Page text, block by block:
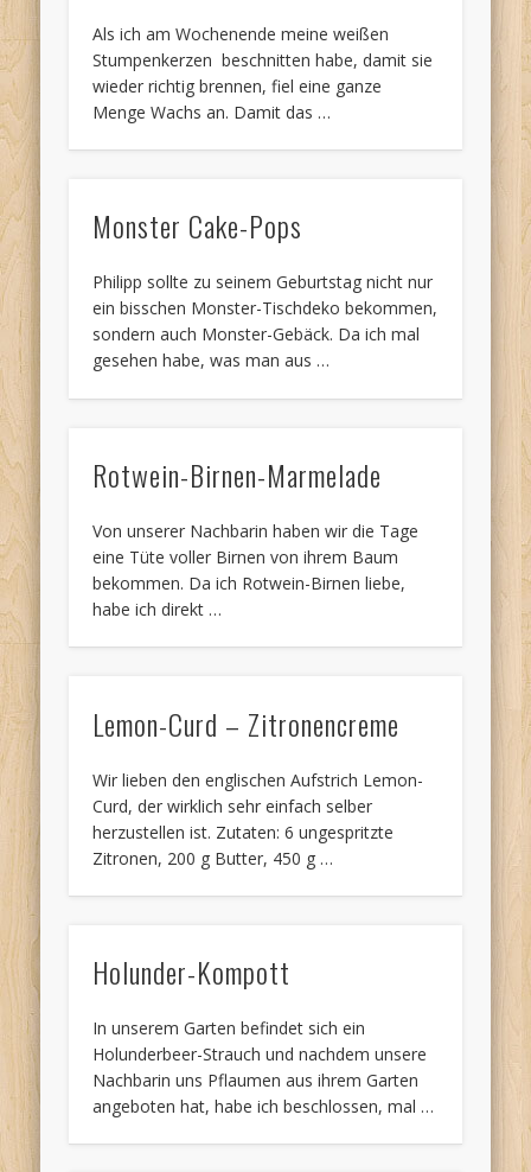
Als ich am Wochenende meine weißen
Stumpenkerzen beschnitten habe, damit sie
wieder richtig brennen, fiel eine ganze
Menge Wachs an. Damit das …
Monster Cake-Pops
Philipp sollte zu seinem Geburtstag nicht nur
ein bisschen Monster-Tischdeko bekommen,
sondern auch Monster-Gebäck. Da ich mal
gesehen habe, was man aus …
Rotwein-Birnen-Marmelade
Von unserer Nachbarin haben wir die Tage
eine Tüte voller Birnen von ihrem Baum
bekommen. Da ich Rotwein-Birnen liebe,
habe ich direkt …
Lemon-Curd – Zitronencreme
Wir lieben den englischen Aufstrich Lemon-
Curd, der wirklich sehr einfach selber
herzustellen ist. Zutaten: 6 ungespritzte
Zitronen, 200 g Butter, 450 g …
Holunder-Kompott
In unserem Garten befindet sich ein
Holunderbeer-Strauch und nachdem unsere
Nachbarin uns Pflaumen aus ihrem Garten
angeboten hat, habe ich beschlossen, mal …